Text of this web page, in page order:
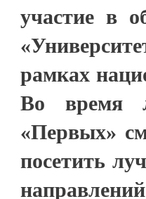
участие в
рамках
Во время
«Первых»
посетить